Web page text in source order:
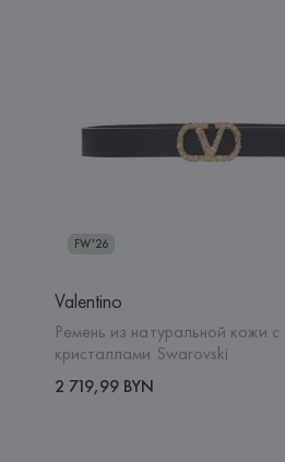
FW'26
Valentino
Ремень из натуральной кожи с
кристаллами Swarovski
2 719,99 BYN